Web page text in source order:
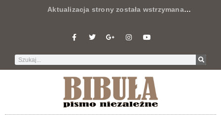
Aktualizacja strony została wstrzymana…